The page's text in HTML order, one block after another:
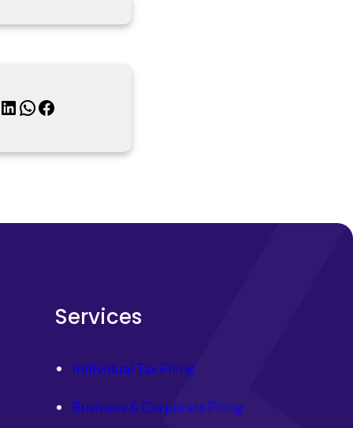
WhatsApp Facebook
Services
Individual Tax Filing
Business & Corporate Filing